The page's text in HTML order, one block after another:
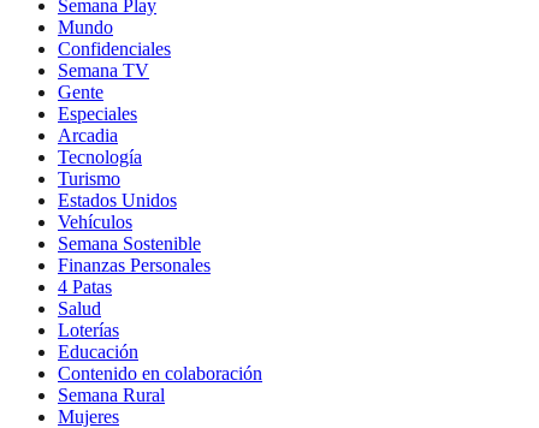
Semana Play
Mundo
Confidenciales
Semana TV
Gente
Especiales
Arcadia
Tecnología
Turismo
Estados Unidos
Vehículos
Semana Sostenible
Finanzas Personales
4 Patas
Salud
Loterías
Educación
Contenido en colaboración
Semana Rural
Mujeres